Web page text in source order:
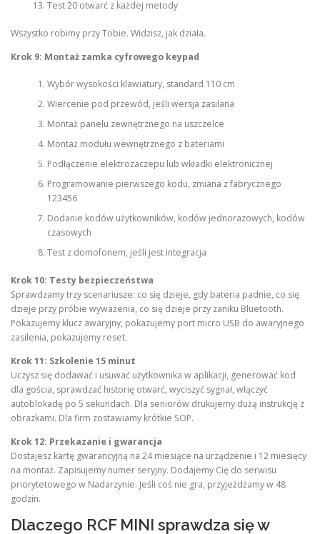
Test 20 otwarć z każdej metody
Wszystko robimy przy Tobie. Widzisz, jak działa.
Krok 9: Montaż zamka cyfrowego keypad
Wybór wysokości klawiatury, standard 110 cm
Wiercenie pod przewód, jeśli wersja zasilana
Montaż panelu zewnętrznego na uszczelce
Montaż modułu wewnętrznego z bateriami
Podłączenie elektrozaczepu lub wkładki elektronicznej
Programowanie pierwszego kodu, zmiana z fabrycznego
123456
Dodanie kodów użytkowników, kodów jednorazowych, kodów
czasowych
Test z domofonem, jeśli jest integracja
Krok 10: Testy bezpieczeństwa
Sprawdzamy trzy scenariusze: co się dzieje, gdy bateria padnie, co się
dzieje przy próbie wyważenia, co się dzieje przy zaniku Bluetooth.
Pokazujemy klucz awaryjny, pokazujemy port micro USB do awaryjnego
zasilenia, pokazujemy reset.
Krok 11: Szkolenie 15 minut
Uczysz się dodawać i usuwać użytkownika w aplikacji, generować kod
dla gościa, sprawdzać historię otwarć, wyciszyć sygnał, włączyć
autoblokadę po 5 sekundach. Dla seniorów drukujemy dużą instrukcję z
obrazkami. Dla firm zostawiamy krótkie SOP.
Krok 12: Przekazanie i gwarancja
Dostajesz kartę gwarancyjną na 24 miesiące na urządzenie i 12 miesięcy
na montaż. Zapisujemy numer seryjny. Dodajemy Cię do serwisu
priorytetowego w Nadarzynie. Jeśli coś nie gra, przyjeżdżamy w 48
godzin.
Dlaczego RCF MINI sprawdza się w